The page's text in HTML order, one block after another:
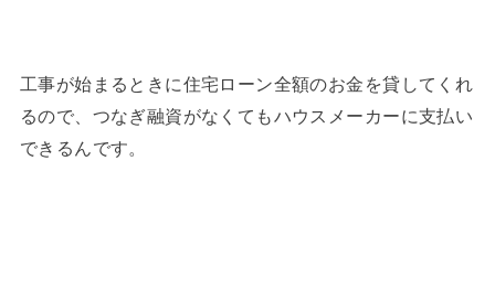
工事が始まるときに住宅ローン全額のお金を貸してくれ
るので、つなぎ融資がなくてもハウスメーカーに支払い
できるんです。